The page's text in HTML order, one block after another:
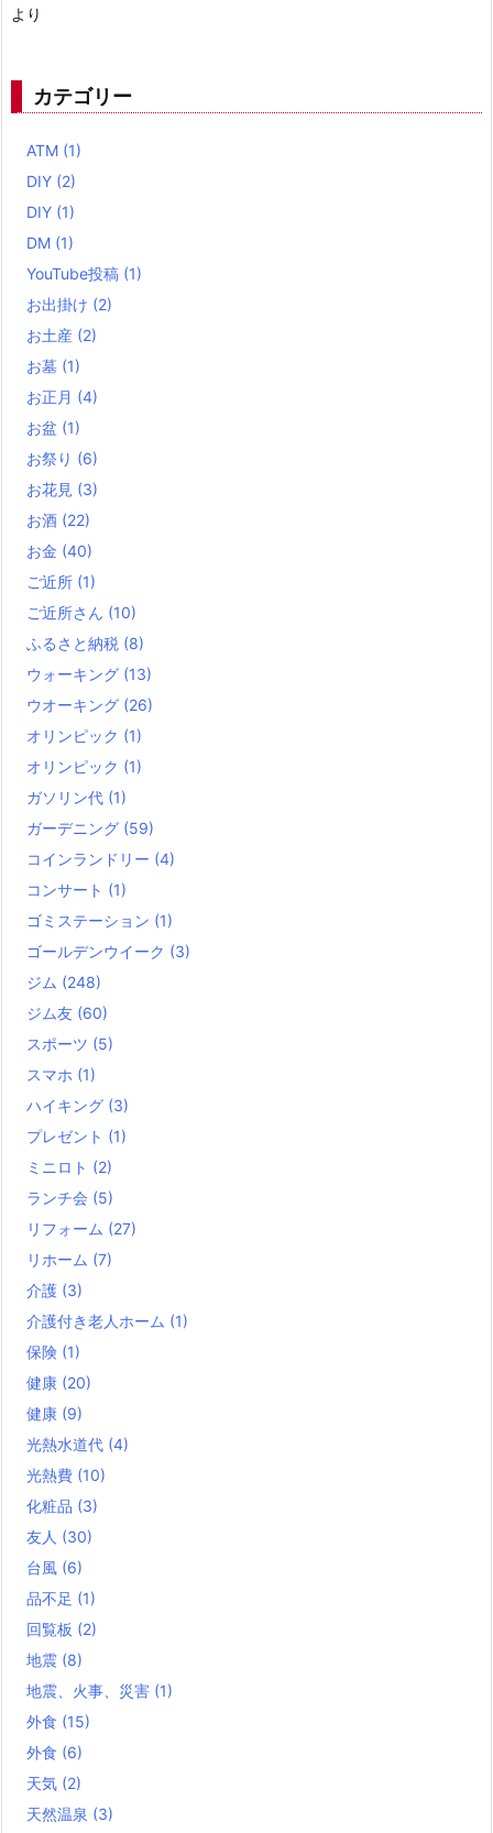
より
カテゴリー
ATM (1)
DIY (2)
DIY (1)
DM (1)
YouTube投稿 (1)
お出掛け (2)
お土産 (2)
お墓 (1)
お正月 (4)
お盆 (1)
お祭り (6)
お花見 (3)
お酒 (22)
お金 (40)
ご近所 (1)
ご近所さん (10)
ふるさと納税 (8)
ウォーキング (13)
ウオーキング (26)
オリンピック (1)
オリンピック (1)
ガソリン代 (1)
ガーデニング (59)
コインランドリー (4)
コンサート (1)
ゴミステーション (1)
ゴールデンウイーク (3)
ジム (248)
ジム友 (60)
スポーツ (5)
スマホ (1)
ハイキング (3)
プレゼント (1)
ミニロト (2)
ランチ会 (5)
リフォーム (27)
リホーム (7)
介護 (3)
介護付き老人ホーム (1)
保険 (1)
健康 (20)
健康 (9)
光熱水道代 (4)
光熱費 (10)
化粧品 (3)
友人 (30)
台風 (6)
品不足 (1)
回覧板 (2)
地震 (8)
地震、火事、災害 (1)
外食 (15)
外食 (6)
天気 (2)
天然温泉 (3)